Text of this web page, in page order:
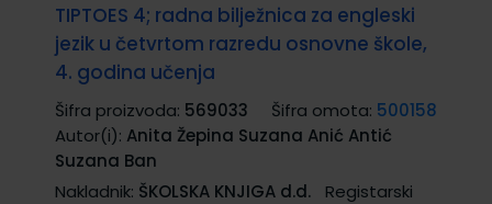
TIPTOES 4; radna bilježnica za engleski
jezik u četvrtom razredu osnovne škole,
4. godina učenja
Šifra proizvoda: 569033 Šifra omota: 500158
Autor(i): Anita Žepina Suzana Anić Antić
Suzana Ban
Nakladnik: ŠKOLSKA KNJIGA d.d. Registarski